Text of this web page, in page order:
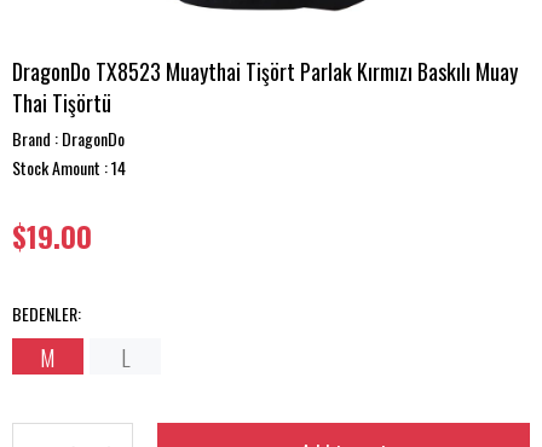
DragonDo TX8523 Muaythai Tişört Parlak Kırmızı Baskılı Muay
Thai Tişörtü
Brand :DragonDo
Stock Amount :14
$19.00
BEDENLER:
M L